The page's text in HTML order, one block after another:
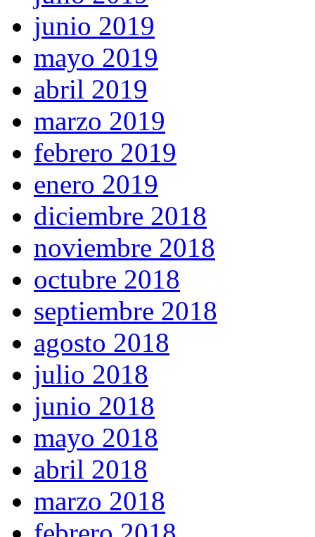
junio 2019
mayo 2019
abril 2019
marzo 2019
febrero 2019
enero 2019
diciembre 2018
noviembre 2018
octubre 2018
septiembre 2018
agosto 2018
julio 2018
junio 2018
mayo 2018
abril 2018
marzo 2018